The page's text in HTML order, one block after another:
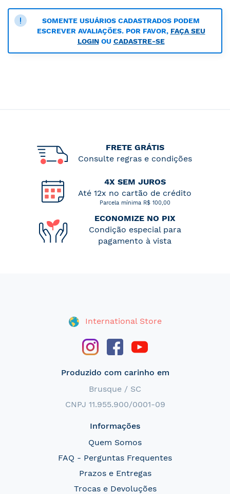
SOMENTE USUÁRIOS CADASTRADOS PODEM
ESCREVER AVALIAÇÕES. POR FAVOR, FAÇA SEU
LOGINOU CADASTRE-SE
FRETE GRÁTIS
Consulte regras e condições
4X SEM JUROS
Até 12x no cartão de crédito
Parcela mínima R$ 100,00
ECONOMIZE NO PIX
Condição especial para
pagamento à vista
International Store
Produzido com carinho em
Brusque / SC
CNPJ 11.955.900/0001-09
Informações
Quem Somos
FAQ - Perguntas Frequentes
Prazos e Entregas
Trocas e Devoluções